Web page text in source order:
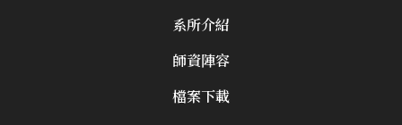
系所介紹
師資陣容
檔案下載